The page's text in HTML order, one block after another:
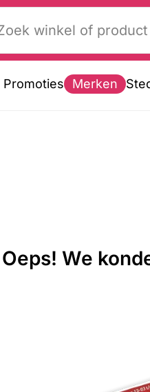
Promoties Merken
Oeps! We